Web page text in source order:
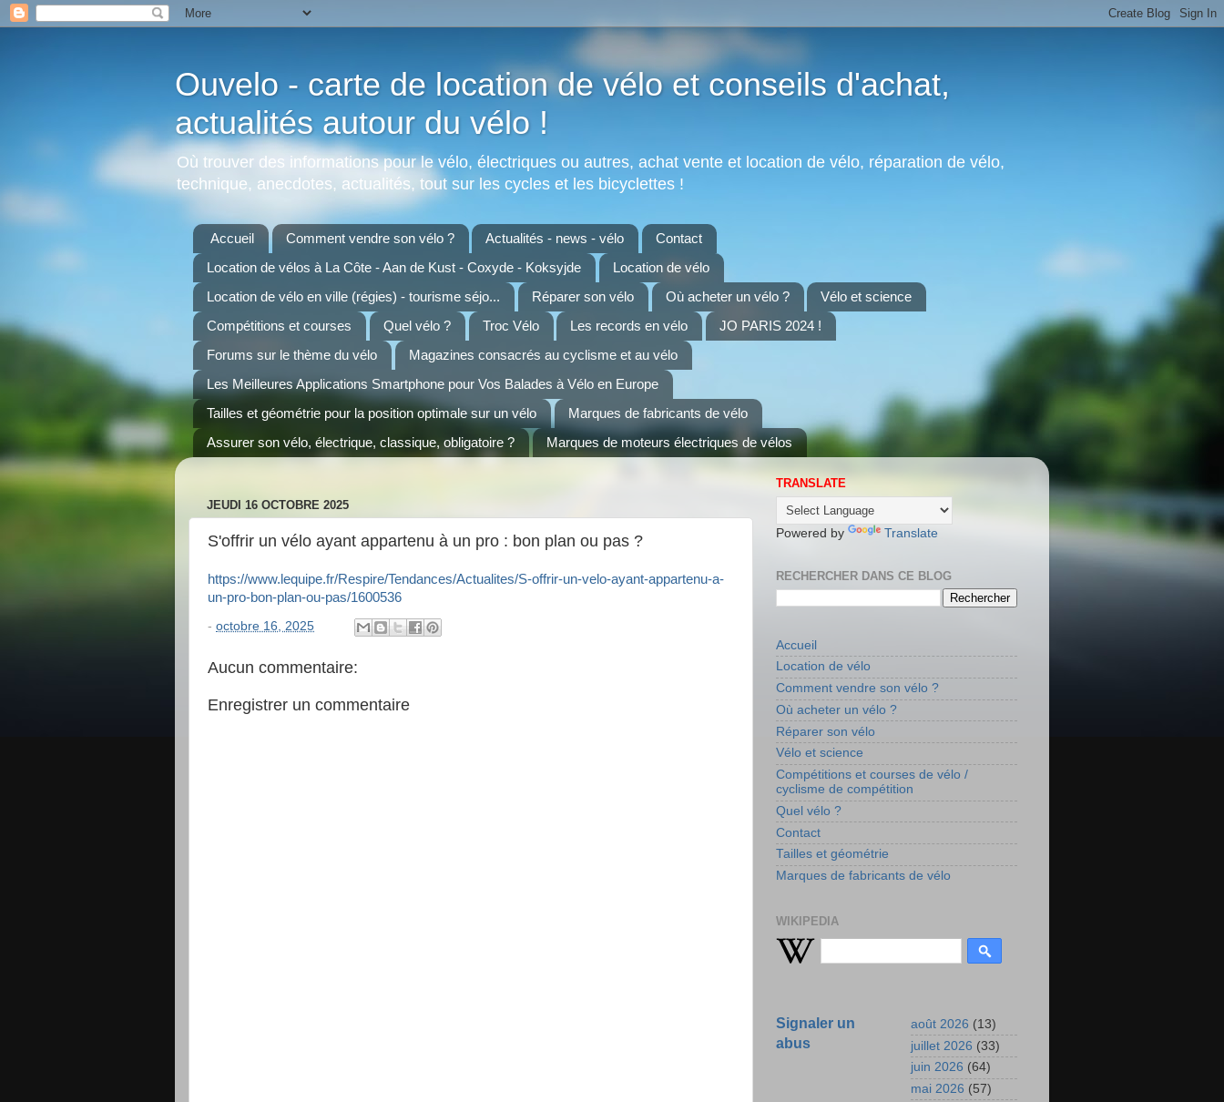
Ouvelo - carte de location de vélo et conseils d'achat,
actualités autour du vélo !
Où trouver des informations pour le vélo, électriques ou autres, achat vente et location de vélo, réparation de vélo,
technique, anecdotes, actualités, tout sur les cycles et les bicyclettes !
Accueil Comment vendre son vélo ? Actualités - news - vélo
Contact
Location de vélos à La Côte - Aan de Kust - Coxyde - Koksyjde
Location de vélo
Location de vélo en ville (régies) - tourisme séjo...
Réparer son vélo Où acheter un vélo ?
Vélo et science
Compétitions et courses
Quel vélo ? Troc Vélo Les records en vélo
JO PARIS 2024 !
Forums sur le thème du vélo
Magazines consacrés au cyclisme et au vélo
Les Meilleures Applications Smartphone pour Vos Balades à Vélo en Europe
Tailles et géométrie pour la position optimale sur un vélo
Marques de fabricants de vélo
Assurer son vélo, électrique, classique, obligatoire ?
Marques de moteurs électriques de vélos
JEUDI 16 OCTOBRE 2025
S'offrir un vélo ayant appartenu à un pro : bon plan ou pas ?
https://www.lequipe.fr/Respire/Tendances/Actualites/S-offrir-un-velo-ayant-appartenu-a-
un-pro-bon-plan-ou-pas/1600536
- octobre 16, 2025
Aucun commentaire:
Enregistrer un commentaire
TRANSLATE
Powered by Translate
RECHERCHER DANS CE BLOG
Accueil
Location de vélo
Comment vendre son vélo ?
Où acheter un vélo ?
Réparer son vélo
Vélo et science
Compétitions et courses de vélo /
cyclisme de compétition
Quel vélo ?
Contact
Tailles et géométrie
Marques de fabricants de vélo
WIKIPEDIA
Signaler un
abus
août 2026 (13)
juillet 2026 (33)
juin 2026 (64)
mai 2026 (57)